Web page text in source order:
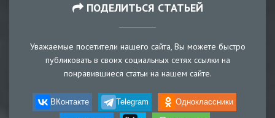
ПОДЕЛИТЬСЯ СТАТЬЕЙ
Уважаемые посетители нашего сайта, Вы можете быстро
публиковать в своих социальных сетях ссылки на
понравившиеся статьи на нашем сайте.
ВКонтакте Telegram Одноклассники